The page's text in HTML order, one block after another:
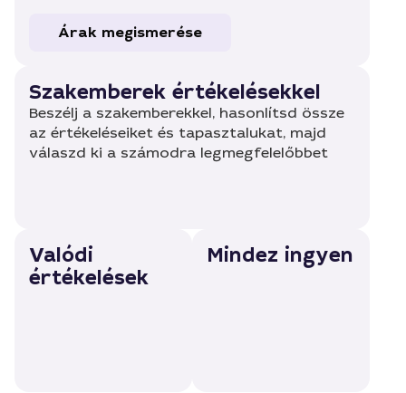
Árak megismerése
Szakemberek értékelésekkel
Beszélj a szakemberekkel, hasonlítsd össze
az értékeléseiket és tapasztalukat, majd
válaszd ki a számodra legmegfelelőbbet
Valódi
értékelések
Mindez ingyen